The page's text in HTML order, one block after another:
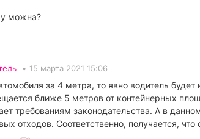
можна?
• 15 марта 2021 15:06
за 4 метра, то явно водитель
ближе 5 метров от контейнерных
требованиям законодательства. А в
отходов. Соответственно, получается,